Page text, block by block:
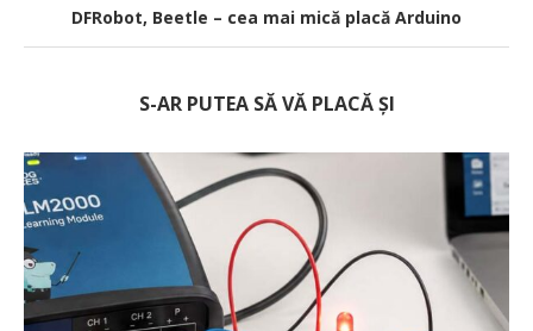
DFRobot, Beetle – cea mai mică placă Arduino
S-AR PUTEA SĂ VĂ PLACĂ ȘI